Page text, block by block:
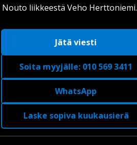
Nouto liikkeestä Veho Herttoniemi.
Jätä viesti
Soita myyjälle: 010 569 3411
WhatsApp
Laske sopiva kuukausierä